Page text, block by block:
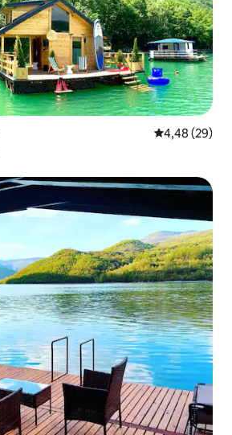
4,48 de uma
4,48 (29)